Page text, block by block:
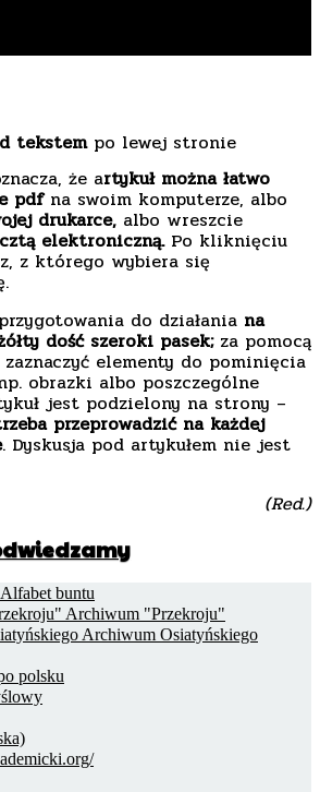
tekstempo lewej stronie
że artykuł można łatwo
pdfna swoim komputerze, albo
drukarce, albo wreszcie
elektroniczną.Po kliknięciu
z którego wybiera się
do działania na
dość szeroki pasek;za pomocą
elementy do pominięcia
obrazki albo poszczególne
jest podzielony na strony –
przeprowadzić na każdej
. Dyskusja pod artykułem nie jest
(Red.)
Alfabet buntu
Archiwum "Przekroju"
Archiwum Osiatyńskiego
polsku